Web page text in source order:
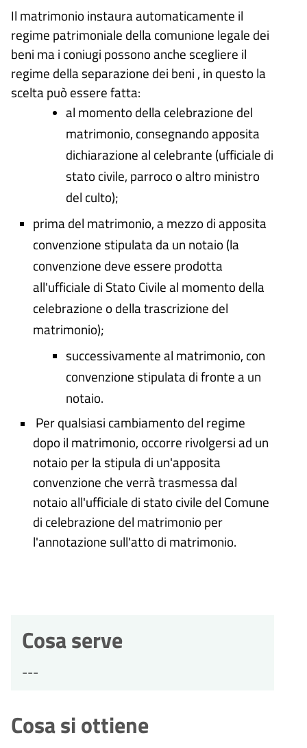
Il matrimonio instaura automaticamente il
regime patrimoniale della comunione legale dei
beni ma i coniugi possono anche scegliere il
regime della separazione dei beni , in questo la
scelta può essere fatta:
al momento della celebrazione del
matrimonio, consegnando apposita
dichiarazione al celebrante (ufficiale di
stato civile, parroco o altro ministro
del culto);
prima del matrimonio, a mezzo di apposita
convenzione stipulata da un notaio (la
convenzione deve essere prodotta
all'ufficiale di Stato Civile al momento della
celebrazione o della trascrizione del
matrimonio);
successivamente al matrimonio, con
convenzione stipulata di fronte a un
notaio.
Per qualsiasi cambiamento del regime
dopo il matrimonio, occorre rivolgersi ad un
notaio per la stipula di un'apposita
convenzione che verrà trasmessa dal
notaio all'ufficiale di stato civile del Comune
di celebrazione del matrimonio per
l'annotazione sull'atto di matrimonio.
Cosa serve
---
Cosa si ottiene